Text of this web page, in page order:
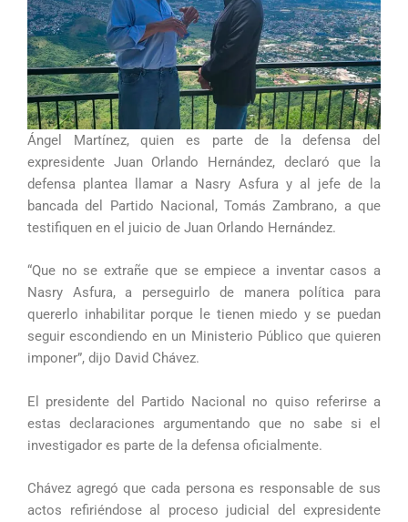
Ángel Martínez, quien es parte de la defensa del
expresidente Juan Orlando Hernández, declaró que la
defensa plantea llamar a Nasry Asfura y al jefe de la
bancada del Partido Nacional, Tomás Zambrano, a que
testifiquen en el juicio de Juan Orlando Hernández.
“Que no se extrañe que se empiece a inventar casos a
Nasry Asfura, a perseguirlo de manera política para
quererlo inhabilitar porque le tienen miedo y se puedan
seguir escondiendo en un Ministerio Público que quieren
imponer”, dijo David Chávez.
El presidente del Partido Nacional no quiso referirse a
estas declaraciones argumentando que no sabe si el
investigador es parte de la defensa oficialmente.
Chávez agregó que cada persona es responsable de sus
actos refiriéndose al proceso judicial del expresidente